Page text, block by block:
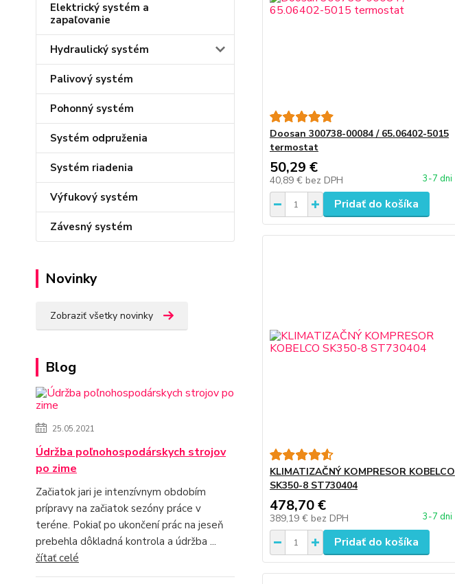
Elektrický systém a
zapaľovanie
Hydraulický systém
Palivový systém
Pohonný systém
Systém odpruženia
Systém riadenia
Výfukový systém
Závesný systém
Novinky
Zobraziť všetky novinky
Blog
25.05.2021
Údržba poľnohospodárskych strojov
po zime
Začiatok jari je intenzívnym obdobím
prípravy na začiatok sezóny práce v
teréne. Pokiaľ po ukončení prác na jeseň
prebehla dôkladná kontrola a údržba ...
čítať celé
Doosan 300738-00084 / 65.06402-5015
termostat
50,29 €
40,89 € bez DPH 3-7 dni
Pridať do košíka
KLIMATIZAČNÝ KOMPRESOR KOBELCO
SK350-8 ST730404
478,70 €
389,19 € bez DPH 3-7 dni
Pridať do košíka